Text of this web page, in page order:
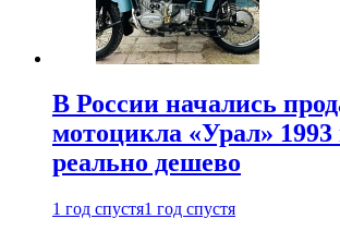
В России начались
мотоцикла «Урал» 1993
реально дешево
1 год спустя1 год спустя